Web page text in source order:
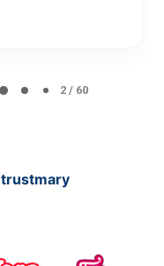
2 / 60
trustmary